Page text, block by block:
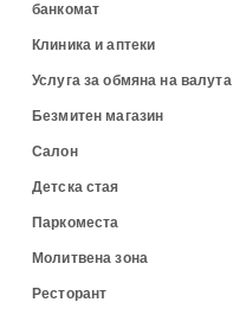
банкомат
Клиника и аптеки
Услуга за обмяна на валута
Безмитен магазин
Салон
Детска стая
Паркоместа
Молитвена зона
Ресторант